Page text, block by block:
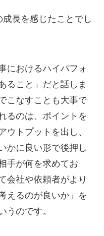
長を感じたことでし
におけるハイパフォ
ること」だと話しま
こなすことも大事で
るのは、ポイントを
ウトプットを出し、
かに良い形で後押し
手が何を求めてお
会社や依頼者がより
えるのが良いか」を
うのです。